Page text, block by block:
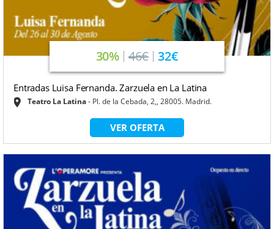
30% 46€ 32€
Entradas Luisa Fernanda. Zarzuela en La Latina
Teatro La Latina Pl. de la Cebada, 2,, 28005. Madrid.
VER OFERTA